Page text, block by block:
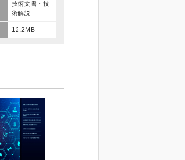
技術文書・技
術解説
12.2MB